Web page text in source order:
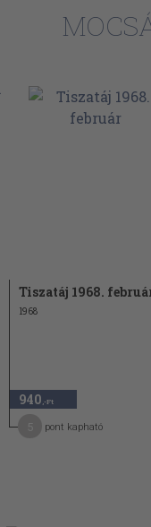
Tiszatáj 1968.
1968
940 ,-Ft
pont kapható